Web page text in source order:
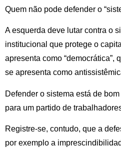
Quem não pode defender o
A esquerda deve lutar contra o
institucional que protege o
apresenta como
se apresenta como
Defender o sistema está de
para um partido de
Registre-se, contudo, que a
por exemplo a